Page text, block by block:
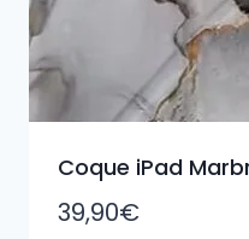
Coque iPad
39,90€